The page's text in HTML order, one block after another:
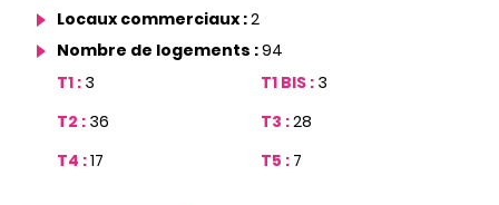
Locaux commerciaux :2
Nombre de logements :94
T1 : 3 T1 BIS : 3
T2 : 36 T3 :28
T4 :17 T5 : 7